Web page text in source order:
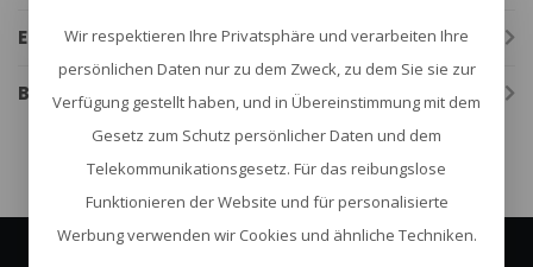
Eigenschaften
Bewertungen
Wir respektieren Ihre Privatsphäre und verarbeiten Ihre
persönlichen Daten nur zu dem Zweck, zu dem Sie sie zur
Verfügung gestellt haben, und in Übereinstimmung mit dem
Gesetz zum Schutz persönlicher Daten und dem
Telekommunikationsgesetz. Für das reibungslose
Funktionieren der Website und für personalisierte
Werbung verwenden wir Cookies und ähnliche Techniken.